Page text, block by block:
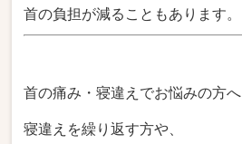
首の負担が減ることもあります。
首の痛み・寝違えでお悩みの方へ
寝違えを繰り返す方や、